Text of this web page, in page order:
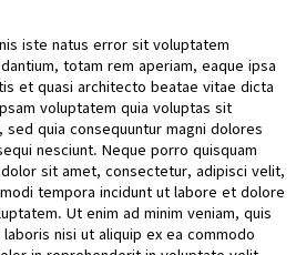
iste natus error sit voluptatem
totam rem aperiam, eaque ipsa
et quasi architecto beatae vitae dicta
voluptatem quia voluptas sit
quia consequuntur magni dolores
nesciunt. Neque porro quisquam
sit amet, consectetur, adipisci velit,
tempora incidunt ut labore et dolore
Ut enim ad minim veniam, quis
nisi ut aliquip ex ea commodo